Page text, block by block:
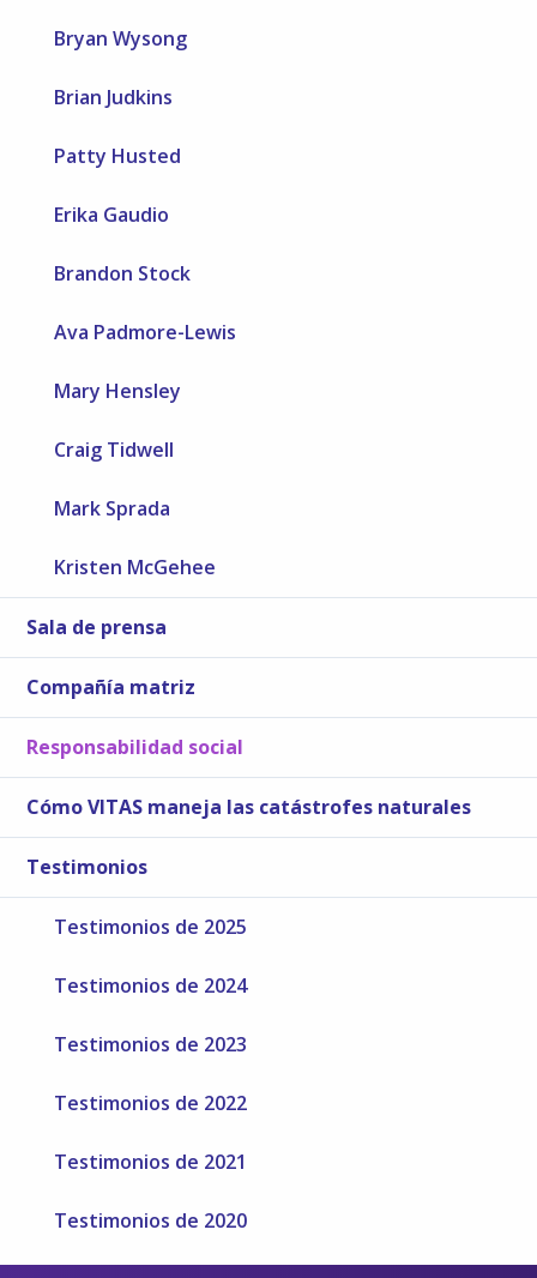
Bryan Wysong
Brian Judkins
Patty Husted
Erika Gaudio
Brandon Stock
Ava Padmore-Lewis
Mary Hensley
Craig Tidwell
Mark Sprada
Kristen McGehee
Sala de prensa
Compañía matriz
Responsabilidad social
Cómo VITAS maneja las catástrofes naturales
Testimonios
Testimonios de 2025
Testimonios de 2024
Testimonios de 2023
Testimonios de 2022
Testimonios de 2021
Testimonios de 2020